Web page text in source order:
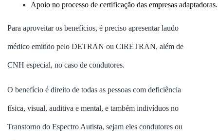
Apoio no processo de certificação das empresas adaptadoras.
Para aproveitar os benefícios, é preciso apresentar laudo
médico emitido pelo DETRAN ou CIRETRAN, além de
CNH especial, no caso de condutores.
O benefício é direito de todas as pessoas com deficiência
física, visual, auditiva e mental, e também indivíduos no
Transtorno do Espectro Autista, sejam eles condutores ou